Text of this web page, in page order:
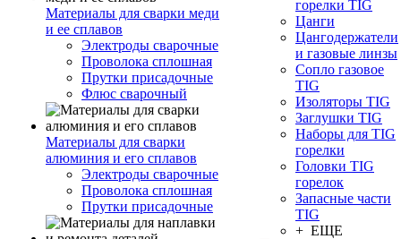
Материалы для сварки меди
и ее сплавов
Электроды сварочные
Проволока сплошная
Прутки присадочные
Флюс сварочный
Материалы для сварки
алюминия и его сплавов
Электроды сварочные
Проволока сплошная
Прутки присадочные
горелки TIG
Цанги
Цангодержатели
и газовые линзы
Сопло газовое
TIG
Изоляторы TIG
Заглушки TIG
Наборы для TIG
горелки
Головки TIG
горелок
Запасные части
TIG
+ ЕЩЕ